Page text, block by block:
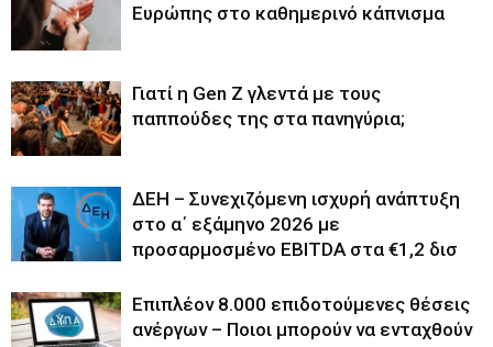
Ευρώπης στο καθημερινό κάπνισμα
Γιατί η Gen Z γλεντά με τους
παππούδες της στα πανηγύρια;
ΔΕΗ – Συνεχιζόμενη ισχυρή ανάπτυξη
στο α΄ εξάμηνο 2026 με
προσαρμοσμένο EBITDA στα €1,2 δισ
Επιπλέον 8.000 επιδοτούμενες θέσεις
ανέργων – Ποιοι μπορούν να ενταχθούν